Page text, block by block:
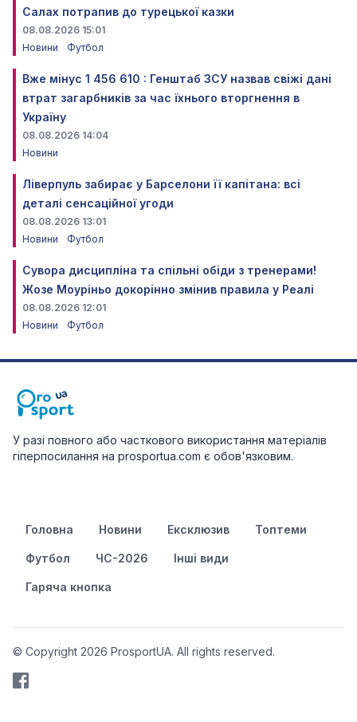
Салах потрапив до турецької казки
08.08.2026 15:01
Новини
Футбол
Вже мінус 1 456 610 : Генштаб ЗСУ назвав свіжі дані
втрат загарбників за час їхнього вторгнення в
Україну
08.08.2026 14:04
Новини
Ліверпуль забирає у Барселони її капітана: всі
деталі сенсаційної угоди
08.08.2026 13:01
Новини
Футбол
Сувора дисципліна та спільні обіди з тренерами!
Жозе Моуріньо докорінно змінив правила у Реалі
08.08.2026 12:01
Новини
Футбол
У разі повного або часткового використання матеріалів
гіперпосилання на prosportua.com є обов'язковим.
Головна Новини Ексклюзив Топтеми
Футбол ЧС-2026 Інші види
Гаряча кнопка
© Copyright 2026 ProsportUA. All rights reserved.